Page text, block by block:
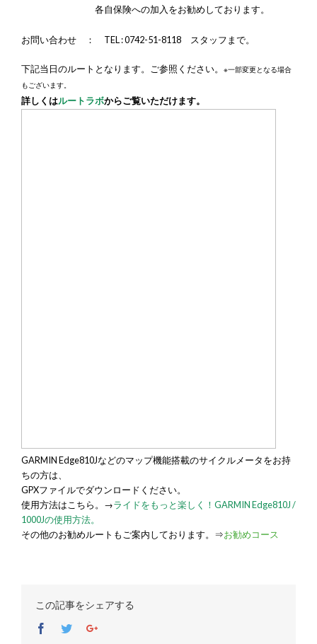
各自保険への加入をお勧めしております。
お問い合わせ ： TEL : 0742-51-8118 スタッフまで。
下記当日のルートとなります。ご参照ください。
※一部変更となる場合
もございます。
詳しくはルートラボからご覧いただけます。
GARMIN Edge810Jなどのマップ機能搭載のサイクルメータをお持
ちの方は、
GPXファイルでダウンロードください。
使用方法はこちら。→ライドをもっと楽しく！GARMIN Edge810J /
1000Jの使用方法。
その他のお勧めルートもご案内しております。⇒お勧めコース
この記事をシェアする
Facebook
TwitterGoogle+